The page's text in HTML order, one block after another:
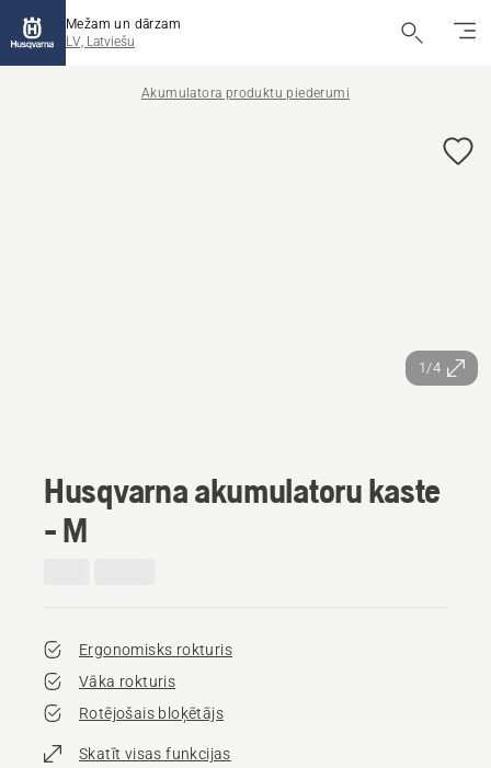
Mežam un dārzam
LV, Latviešu
Akumulatora produktu piederumi
1/4
Husqvarna akumulatoru kaste
- M
Ergonomisks rokturis
Vāka rokturis
Rotējošais bloķētājs
Skatīt visas funkcijas